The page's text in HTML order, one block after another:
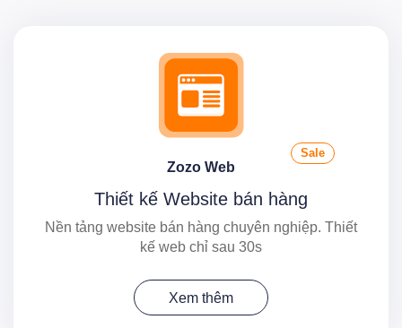
Zozo Web
Sale
Thiết kế Website bán hàng
Nền tảng website bán hàng chuyên nghiệp. Thiết
kế web chỉ sau 30s
Xem thêm